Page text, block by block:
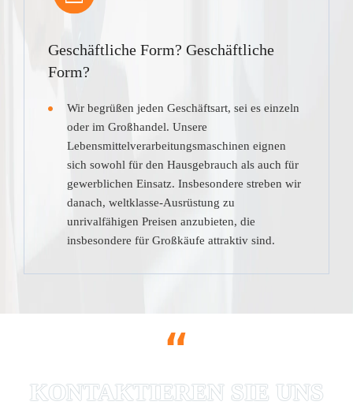
Geschäftliche Form? Geschäftliche
Form?
Wir begrüßen jeden Geschäftsart, sei es einzeln
oder im Großhandel. Unsere
Lebensmittelverarbeitungsmaschinen eignen
sich sowohl für den Hausgebrauch als auch für
gewerblichen Einsatz. Insbesondere streben wir
danach, weltklasse-Ausrüstung zu
unrivalfähigen Preisen anzubieten, die
insbesondere für Großkäufe attraktiv sind.
“